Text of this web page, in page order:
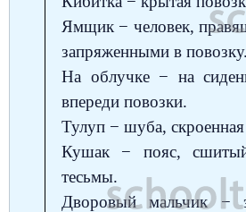
История
Технология
История
ОБЖ
География
Ямщик − человек,
запряженными в повозку.
На облучке − на
впереди повозки.
Тулуп − шуба, скроенная
Кушак − пояс,
тесьмы.
Дворовый мальчик −